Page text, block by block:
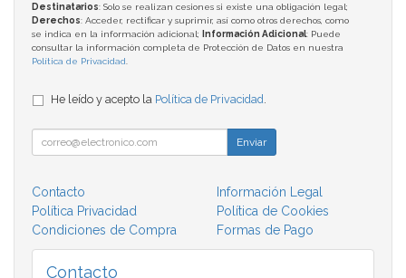
Destinatarios: Solo se realizan cesiones si existe una obligación legal;
Derechos: Acceder, rectificar y suprimir, así como otros derechos, como
se indica en la información adicional;
Información Adicional: Puede
consultar la información completa de Protección de Datos en nuestra
Política de Privacidad
He leído y acepto la Política de Privacidad.
Enviar
Contacto
Información Legal
Política Privacidad
Política de Cookies
Condiciones de Compra
Formas de Pago
Contacto